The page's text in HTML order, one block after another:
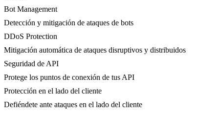
Bot Management
Detección y mitigación de ataques de bots
DDoS Protection
Mitigación automática de ataques disruptivos y distribuidos
Seguridad de API
Protege los puntos de conexión de tus API
Protección en el lado del cliente
Defiéndete ante ataques en el lado del cliente